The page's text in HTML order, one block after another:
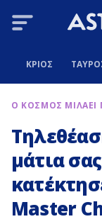
ΚΡΙΟΣ
Ο ΚΟΣΜΟΣ ΜΙΛΑΕΙ
μάτια
Master